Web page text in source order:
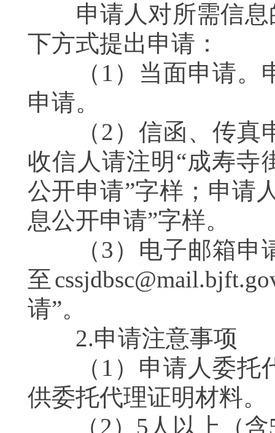
申请人对所需信息
下方式提出申请：
（1）当面申请。申
申请。
（2）信函、传真申
收信人请注明“成寿寺
公开申请”字样；申请
息公开申请”字样。
（3）电子邮箱申请
至
请”。
2.申请注意事项
（1）申请人委托代
供委托代理证明材
（2）5人以上（含5